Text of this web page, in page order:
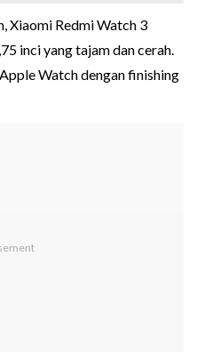
Xiaomi Redmi Watch 3
inci yang tajam dan cerah.
Watch dengan finishing